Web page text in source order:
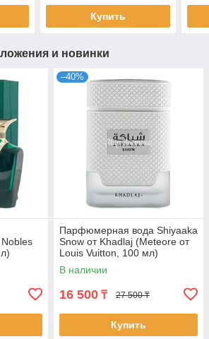
Купить
и новинки
–40%
Парфюмерная вода Shiyaaka
Snow от Khadlaj (Meteore от
Louis Vuitton, 100 мл)
В наличии
16 500 ₸ 27 500 ₸
Купить